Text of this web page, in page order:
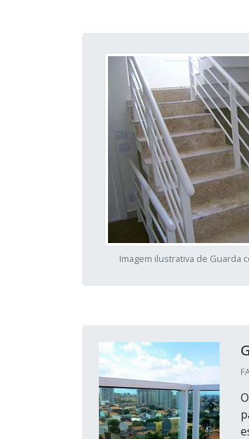
Imagem ilustrativa de Guarda